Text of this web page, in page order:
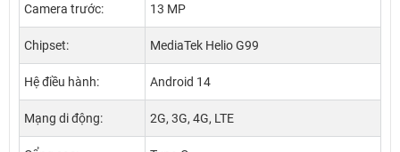
Camera trước: 13 MP
Chipset: MediaTek Helio G99
Hệ điều hành: Android 14
Mạng di động: 2G, 3G, 4G, LTE